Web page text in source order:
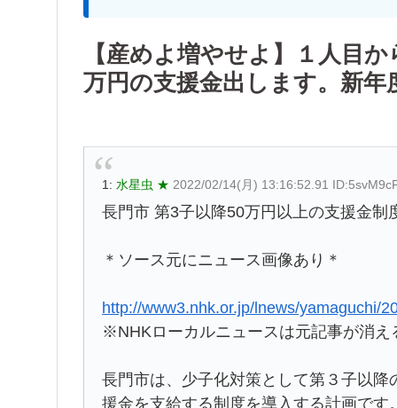
【産めよ増やせよ】１人目
万円の支援金出します。新年
1: 水星虫 ★ 2022/02/14(月) 13:16:52.91
長門市 第3子以降50万円以上の支援金制
＊ソース元にニュース画像あり＊
http://www3.nhk.or.jp/lnews/yamaguchi/
※NHKローカルニュースは元記事が消え
長門市は、少子化対策として第３子以
援金を支給する制度を導入する計画です